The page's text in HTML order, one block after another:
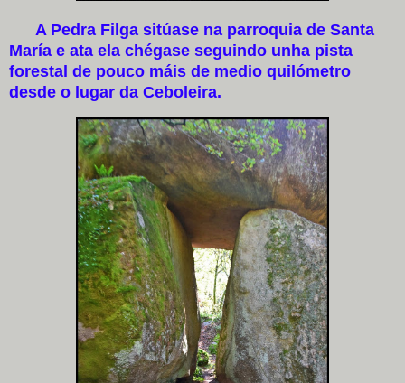
A Pedra Filga sitúase na parroquia de Santa
María e ata ela chégase seguindo unha pista
forestal de pouco máis de medio quilómetro
desde o lugar da Ceboleira.